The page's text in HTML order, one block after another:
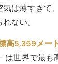
気は薄すぎて
ない。
高5,359メー
は世界で最も